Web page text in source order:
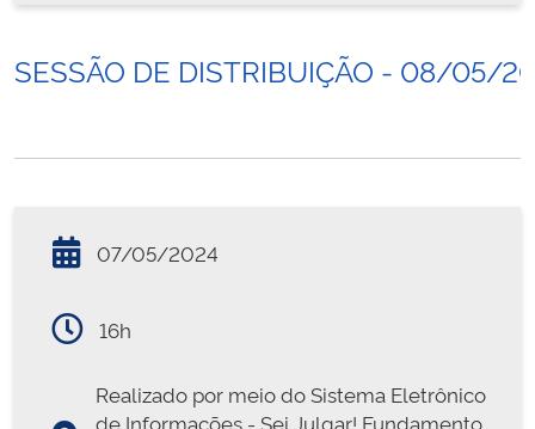
SESSÃO DE DISTRIBUIÇÃO - 08/05/
07/05/2024
16h
Realizado por meio do Sistema Eletrônico
de Informações - Sei Julgar! Fundamento